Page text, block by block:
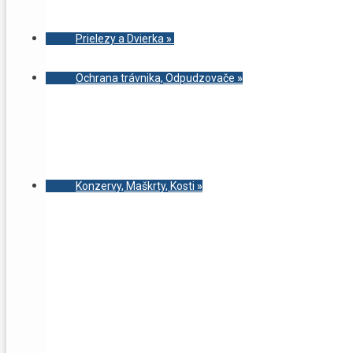
Prielezy a Dvierka »
Ochrana trávnika, Odpudzovače »
Konzervy, Maškrty, Kosti »